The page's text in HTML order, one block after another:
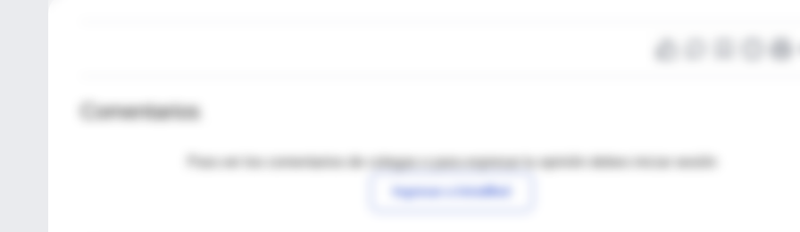
Comentarios
Para ver los comentarios de colegas o para expresar tu opinión debes iniciar sesión
Ingresar a IntraMed